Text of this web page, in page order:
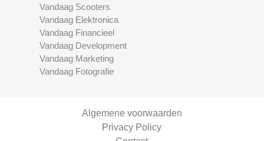
Vandaag Scooters
Vandaag Elektronica
Vandaag Financieel
Vandaag Development
Vandaag Marketing
Vandaag Fotografie
Algemene voorwaarden
Privacy Policy